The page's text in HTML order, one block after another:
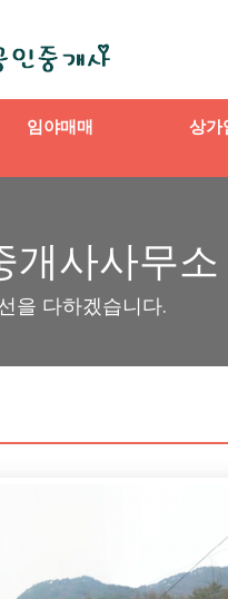
임야매매 상가
개사사무소
을 다하겠습니다.